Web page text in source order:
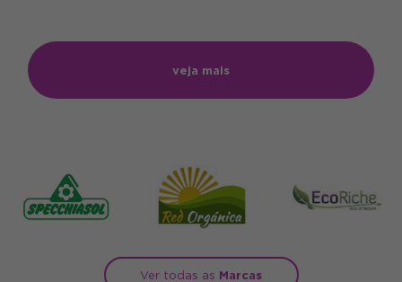
veja mais
Ver todas as Marcas